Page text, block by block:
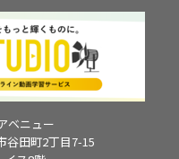
ベニュー
谷田町2丁目7-15